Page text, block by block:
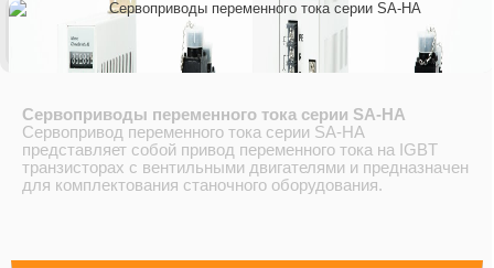
Сервоприводы переменного тока серии SA-HA
Сервопривод переменного тока серии SA-HA
представляет собой привод переменного тока на IGBT
транзисторах с вентильными двигателями и предназначен
для комплектования станочного оборудования.